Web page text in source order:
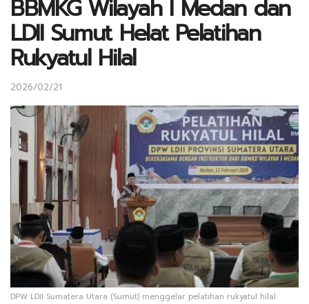
BBMKG Wilayah I Medan dan
LDII Sumut Helat Pelatihan
Rukyatul Hilal
2026/02/21
DPW LDII Sumatera Utara (Sumut) menggelar pelatihan rukyatul hilal